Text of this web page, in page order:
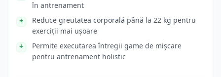
în antrenament
Reduce greutatea corporală până la 22 kg pentru
exerciții mai ușoare
Permite executarea întregii game de mișcare
pentru antrenament holistic